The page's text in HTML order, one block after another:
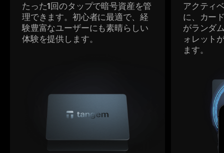
たった1回のタップで暗号資産を管
理できます。初心者に最適で、経
験豊富なユーザーにも素晴らしい
体験を提供します。
アクティ
に、カー
がランダ
ォレット
ます。